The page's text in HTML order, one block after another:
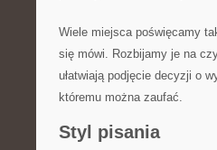
Wiele miejsca poświęcamy
się mówi. Rozbijamy je na
ułatwiają podjęcie decyzji o
któremu można zaufać.
Styl pisania